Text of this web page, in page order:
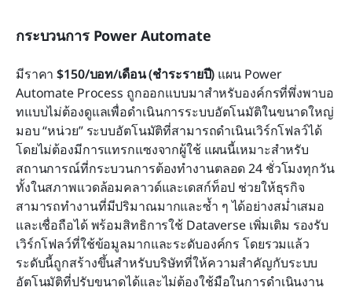
กระบวนการ Power Automate
มีราคา $150/บอท/เดือน (ชำระรายปี) แผน Power
Automate Process ถูกออกแบบมาสำหรับองค์กรที่พึ่งพาบอ
ทแบบไม่ต้องดูแลเพื่อดำเนินการระบบอัตโนมัติในขนาดใหญ่
มอบ “หน่วย” ระบบอัตโนมัติที่สามารถดำเนินเวิร์กโฟลว์ได้
โดยไม่ต้องมีการแทรกแซงจากผู้ใช้ แผนนี้เหมาะสำหรับ
สถานการณ์ที่กระบวนการต้องทำงานตลอด 24 ชั่วโมงทุกวัน
ทั้งในสภาพแวดล้อมคลาวด์และเดสก์ท็อป ช่วยให้ธุรกิจ
สามารถทำงานที่มีปริมาณมากและซ้ำ ๆ ได้อย่างสม่ำเสมอ
และเชื่อถือได้ พร้อมสิทธิการใช้ Dataverse เพิ่มเติม รองรับ
เวิร์กโฟลว์ที่ใช้ข้อมูลมากและระดับองค์กร โดยรวมแล้ว
ระดับนี้ถูกสร้างขึ้นสำหรับบริษัทที่ให้ความสำคัญกับระบบ
อัตโนมัติที่ปรับขนาดได้และไม่ต้องใช้มือในการดำเนินงาน